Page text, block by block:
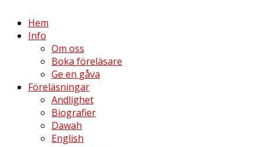
Hem
Info
Om oss
Boka föreläsare
Ge en gåva
Föreläsningar
Andlighet
Biografier
Dawah
English